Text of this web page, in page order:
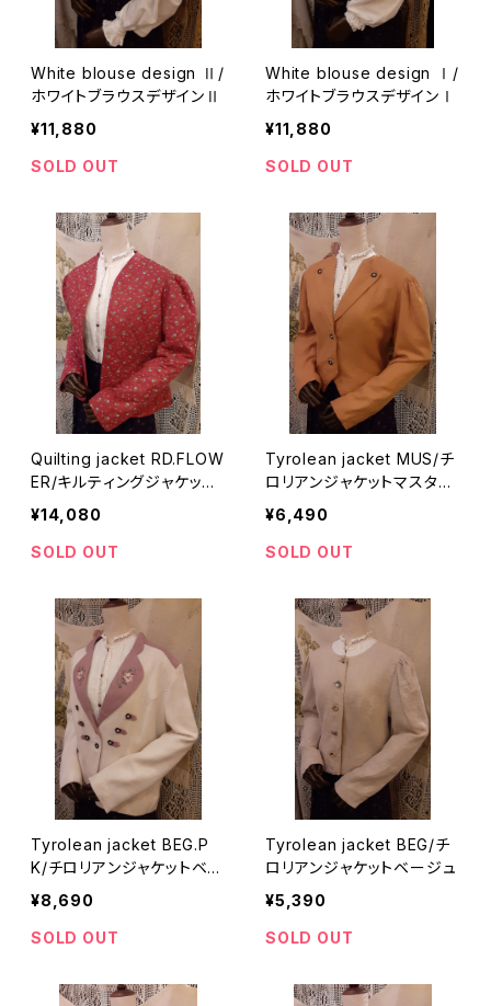
White blouse design Ⅱ/
ホワイトブラウスデザインⅡ
¥11,880
SOLD OUT
White blouse design Ⅰ/
ホワイトブラウスデザインⅠ
¥11,880
SOLD OUT
Quilting jacket RD.FLOW
ER/キルティングジャケット
レッドフラワーパターン
¥14,080
SOLD OUT
Tyrolean jacket MUS/チ
ロリアンジャケットマスター
ドカラー
¥6,490
SOLD OUT
Tyrolean jacket BEG.P
K/チロリアンジャケットベー
ジュピンク
¥8,690
SOLD OUT
Tyrolean jacket BEG/チ
ロリアンジャケットベージュ
¥5,390
SOLD OUT